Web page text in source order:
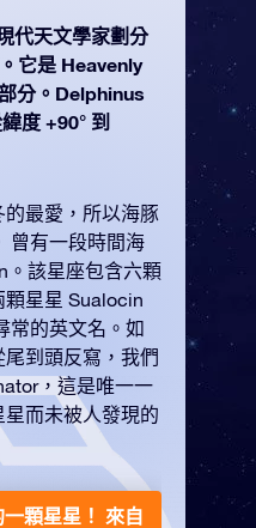
代天文學家劃分
它是 Heavenly
分。Delphinus
度 +90° 到
最愛，所以海豚
曾有一段時間海
。該星座包含六顆
顆星星 Sualocin
常的英文名。如
到頭反寫，我們
，這是唯一一
而未被人發現的
顆星星！ 來自